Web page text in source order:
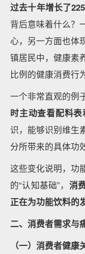
过去十年增长了
背后意味着什么？
心，另一方面也体
镇居民中，健康素
比例的健康消费行
一个非常直观的例
时主动查看配料
识，能够识别维生
分所带来的具体功
这些变化说明，功
的“认知基础”， 消
正在为功能饮料的
二、消费者需求与
（一）消费者健康